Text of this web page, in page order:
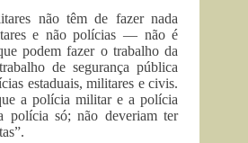
não têm de fazer nada
e não polícias — não é
podem fazer o trabalho da
de segurança pública
estaduais, militares e civis.
a polícia militar e a polícia
polícia só; não deveriam ter